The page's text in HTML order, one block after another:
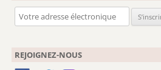
REJOIGNEZ-NOUS